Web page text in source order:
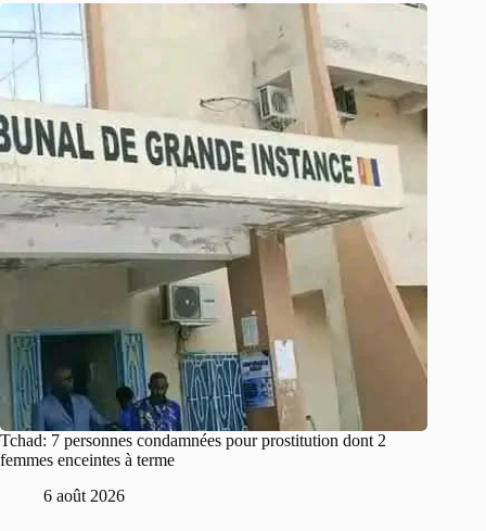
Tchad: 7 personnes condamnées pour prostitution dont 2
femmes enceintes à terme
6 août 2026